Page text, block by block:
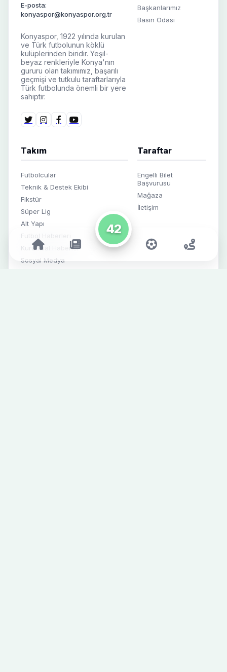
42
E-posta:
konyaspor@konyaspor.org.tr
Konyaspor, 1922 yılında kurulan
ve Türk futbolunun köklü
kulüplerinden biridir. Yeşil-
beyaz renkleriyle Konya'nın
gururu olan takımımız, başarılı
geçmişi ve tutkulu taraftarlarıyla
Türk futbolunda önemli bir yere
sahiptir.
Başkanlarımız
Basın Odası
Takım
Futbolcular
Teknik & Destek Ekibi
Fikstür
Süper Lig
Alt Yapı
Futbol Haberleri
Kurumsal Haberler
Sosyal Medya
Taraftar
Engelli Bilet
Başvurusu
Mağaza
İletişim